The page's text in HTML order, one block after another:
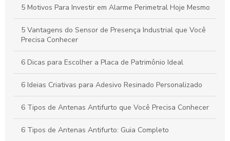
5 Motivos Para Investir em Alarme Perimetral Hoje Mesmo
5 Vantagens do Sensor de Presença Industrial que Você
Precisa Conhecer
6 Dicas para Escolher a Placa de Patrimônio Ideal
6 Ideias Criativas para Adesivo Resinado Personalizado
6 Tipos de Antenas Antifurto que Você Precisa Conhecer
6 Tipos de Antenas Antifurto: Guia Completo